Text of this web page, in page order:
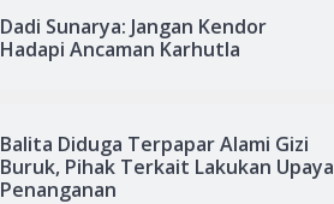
Dadi Sunarya: Jangan Kendor
Hadapi Ancaman Karhutla
Balita Diduga Terpapar Alami Gizi
Buruk, Pihak Terkait Lakukan Upaya
Penanganan